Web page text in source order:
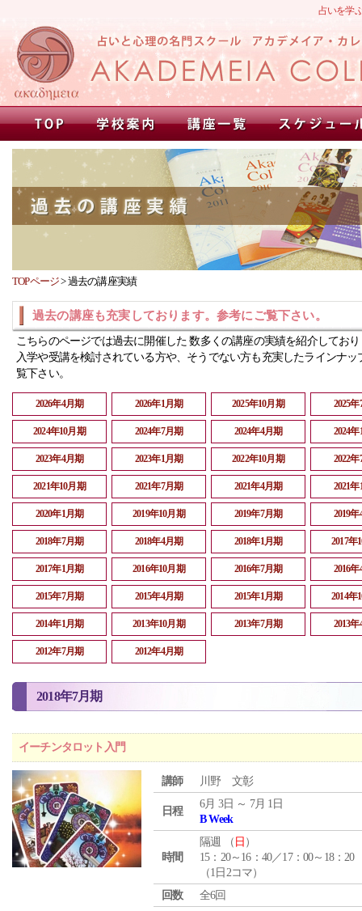
占いを学
TOPページ>過去の講座実績
過去の講座も充実しております。参考にご覧下さい。
こちらのページでは過去に開催した 数多くの講座の実績を紹介してお
入学や受講を検討されている方や、そうでない方も充実したラインナッ
覧下さい。
2026年4月期 2026年1月期 2025年10月期 2025
2024年10月期 2024年7月期 2024年4月期 2024
2023年4月期 2023年1月期 2022年10月期 2022
2021年10月期 2021年7月期 2021年4月期 2021
2020年1月期 2019年10月期 2019年7月期 2019
2018年7月期 2018年4月期 2018年1月期 2017年
2017年1月期 2016年10月期 2016年7月期 2016
2015年7月期 2015年4月期 2015年1月期 2014年
2014年1月期 2013年10月期 2013年7月期 2013
2012年7月期 2012年4月期
2018年7月期
イーチンタロット入門
講師 川野 文彰
日程
6月 3日 ～ 7月 1日
B Week
時間
隔週 （ 日 ）
15：20～16：40／17：00～18：20
（1日2コマ）
回数
全6回